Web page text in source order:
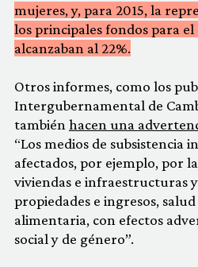
mujeres, y, para 2015, la
los principales fondos para el
alcanzaban al 22%.
Otros informes, como los
Intergubernamental de
también hacen una
“Los medios de subsistencia
afectados, por ejemplo, por
viviendas e infraestructuras
propiedades e ingresos,
alimentaria, con efectos
social y de género”.